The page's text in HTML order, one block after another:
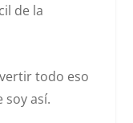
de la
todo eso
soy así.